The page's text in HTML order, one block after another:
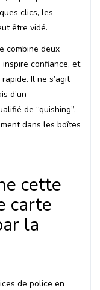
clics, les
être vidé.
combine deux
confiance, et
Il ne s’agit
d’un
de “quishing”.
dans les boîtes
cette
carte
la
de police en